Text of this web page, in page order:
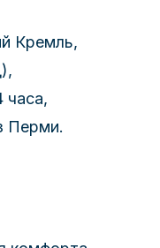
Кремль,
часа,
Перми.